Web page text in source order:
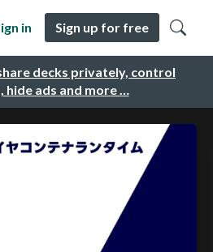
decks privately, control
hide ads and more …
in Sign up for free